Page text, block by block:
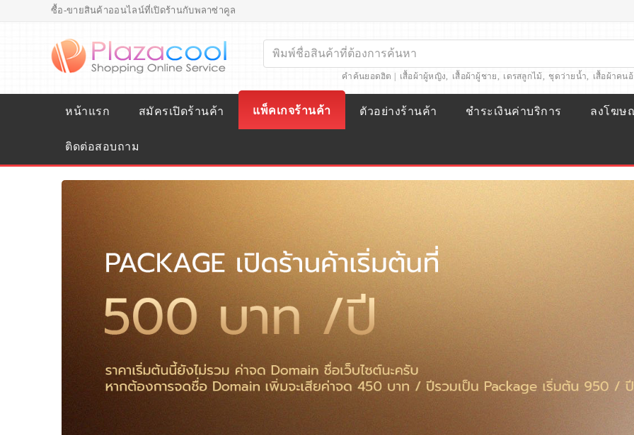
ซื้อ-ขายสินค้าออนไลน์ที่เปิดร้านกับพลาซ่าคูล
คำค้นยอดฮิต | เสื้อผ้าผู้หญิง, เสื้อผ้าผู้ชาย, เดรสลูกไม้, ชุดว่ายน้ำ, เสื้อผ้าคน
หน้าแรก สมัครเปิดร้านค้า แพ็คเกจร้านค้า ตัวอย่างร้านค้า ชำระเงินค่าบริการ ลงโฆษ
ติดต่อสอบถาม